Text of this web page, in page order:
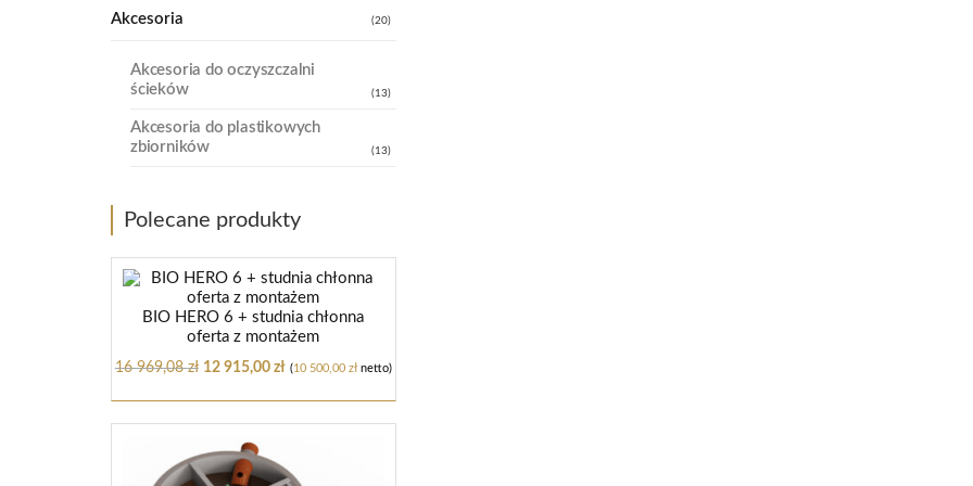
Akcesoria (20)
Akcesoria do oczyszczalni
ścieków
(13)
Akcesoria do plastikowych
zbiorników
(13)
Polecane produkty
BIO HERO 6 + studnia chłonna
oferta z montażem
16 969,08zł 12 915,00 zł (10 500,00 złnetto)